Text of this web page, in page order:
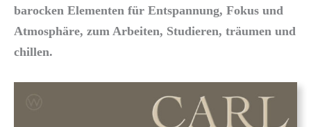
barocken Elementen für Entspannung, Fokus und
Atmosphäre, zum Arbeiten, Studieren, träumen und
chillen.